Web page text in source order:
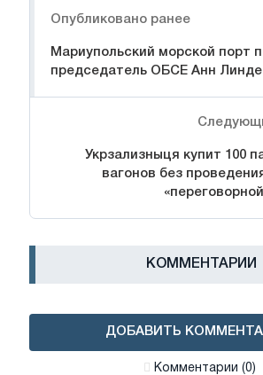
Опубликовано ранее
Мариупольский морской порт
председатель ОБСЕ Анн Линде
Укрзализныця купит 100
вагонов без
КОММЕНТАРИИ
ДОБАВИТЬ
Комментарии (0)